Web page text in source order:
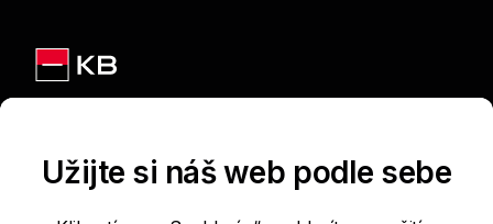
Užijte si náš web podle sebe